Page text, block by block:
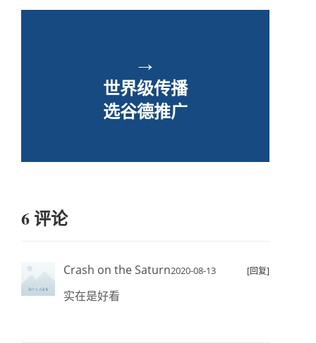
→
世界级传播
选谷德推广
6 评论
Crash on the Saturn2020-08-13 [回复]
实在是好看